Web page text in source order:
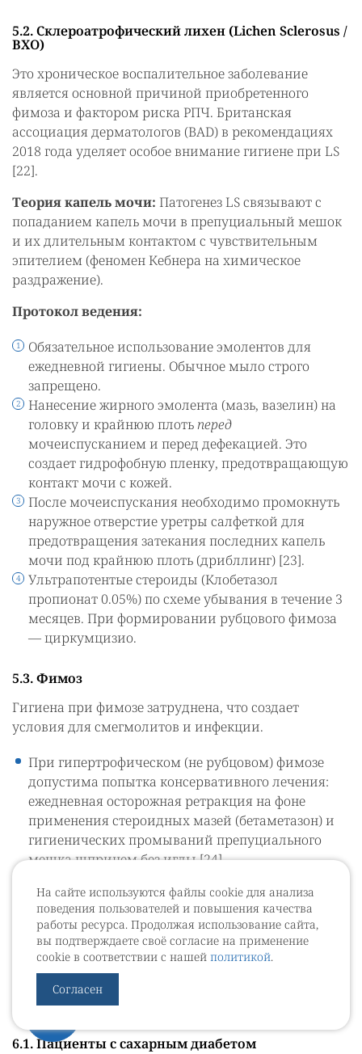
На сайте используются файлы cookie для анализа
поведения пользователей и повышения качества
работы ресурса. Продолжая использование сайта,
вы подтверждаете своё согласие на применение
cookie в соответствии с нашей политикой.
Согласен
5.2. Склероатрофический лихен (Lichen Sclerosus /
BXO)
Это хроническое воспалительное заболевание
является основной причиной приобретенного
фимоза и фактором риска РПЧ. Британская
ассоциация дерматологов (BAD) в рекомендациях
2018 года уделяет особое внимание гигиене при LS
[22].
Теория капель мочи: Патогенез LS связывают с
попаданием капель мочи в препуциальный мешок
и их длительным контактом с чувствительным
эпителием (феномен Кебнера на химическое
раздражение).
Протокол ведения:
Обязательное использование эмолентов для
ежедневной гигиены. Обычное мыло строго
запрещено.
Нанесение жирного эмолента (мазь, вазелин) на
головку и крайнюю плотьперед
мочеиспусканием и перед дефекацией. Это
создает гидрофобную пленку, предотвращающую
контакт мочи с кожей.
После мочеиспускания необходимо промокнуть
наружное отверстие уретры салфеткой для
предотвращения затекания последних капель
мочи под крайнюю плоть (дрибллинг) [23].
Ультрапотентые стероиды (Клобетазол
пропионат 0.05%) по схеме убывания в течение 3
месяцев. При формировании рубцового фимоза
— циркумцизио.
5.3. Фимоз
Гигиена при фимозе затруднена, что создает
условия для смегмолитов и инфекции.
При гипертрофическом (не рубцовом) фимозе
допустима попытка консервативного лечения:
ежедневная осторожная ретракция на фоне
применения стероидных мазей (бетаметазон) и
гигиенических промываний препуциального
мешка шприцем без иглы [24].
гигиенические мероприятия неэффективны,
показано оперативное лечение (циркумцизио
или препуциопластика) для предотвращения
РПЧ [12].
6. Особые группы пациентов
6.1. Пациенты с сахарным диабетом